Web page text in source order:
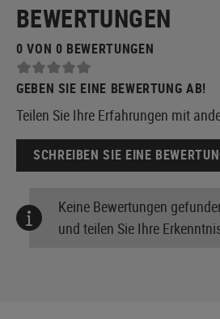
BEWERTUNGEN
0 VON 0 BEWERTUNGEN
GEBEN SIE EINE BEWERTUNG AB!
Teilen Sie Ihre Erfahrungen mit
SCHREIBEN SIE EINE
Keine Bewertungen
und teilen Sie Ihre